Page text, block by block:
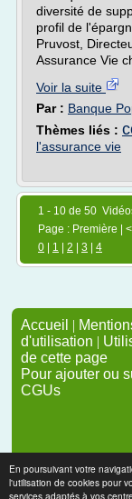
En poursuivant votre
l'utilisation de cookies pour
services adaptés à vos
diversité de
profil de
Pruvost,
Assurance Vie
Voir la suite
Par : Banque
Thèmes liés :
l'assurance vie
1 - 10 de 50
Page : Première |
0
1 2 3 4
Accueil |
d'utilisation |
de cette page
Pour ajouter ou
CGUs